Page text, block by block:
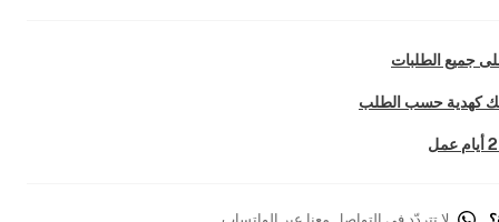
جميع الطلبات
كهدية حسب الطلب